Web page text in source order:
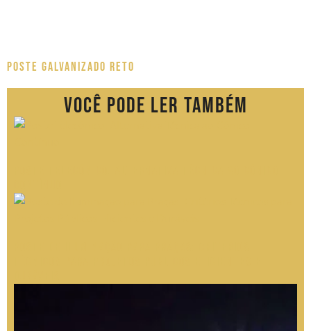
Poste Galvanizado Reto
Você pode ler também